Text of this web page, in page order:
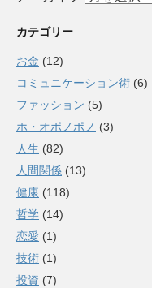
カテゴリー
お金 (12)
コミュニケーション術 (6)
ファッション (5)
ホ・オポノポノ (3)
人生 (82)
人間関係 (13)
健康 (118)
哲学 (14)
恋愛 (1)
技術 (1)
投資 (7)